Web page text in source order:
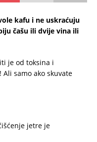
kafu i ne uskraćuju
čašu ili dvije vina ili
je od toksina i
samo ako skuvate
jetre je